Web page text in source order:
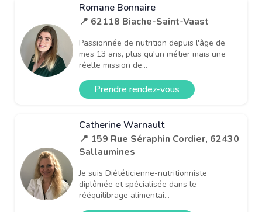
Romane Bonnaire
📍 62118 Biache-Saint-Vaast
Passionnée de nutrition depuis l'âge de
mes 13 ans, plus qu'un métier mais une
réelle mission de...
Prendre rendez-vous
Catherine Warnault
📍 159 Rue Séraphin Cordier, 62430
Sallaumines
Je suis Diététicienne-nutritionniste
diplômée et spécialisée dans le
rééquilibrage alimentai...